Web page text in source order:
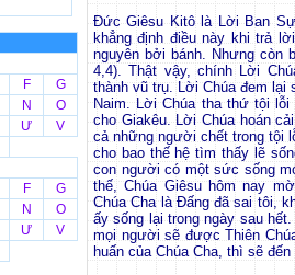
F
G
N
O
Ư
V
F
G
N
O
Ư
V
Đức Giêsu Kitô là Lời Ban
khẳng định điều này khi trả
nguyên bởi bánh. Nhưng còn
4,4). Thật vậy, chính Lời
thành vũ trụ. Lời Chúa đem lại
Naim. Lời Chúa tha thứ tội
cho Giakêu. Lời Chúa hoán
cả những người chết trong tội
cho bao thế hệ tìm thấy lẽ
con người có một sức sống
thế, Chúa Giêsu hôm nay
Chúa Cha là Đấng đã sai tôi,
ấy sống lại trong ngày sau
mọi người sẽ được Thiên
huấn của Chúa Cha, thì sẽ